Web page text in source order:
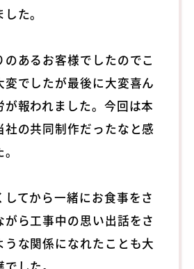
た。
あるお客様でしたのでこ
変でしたが最後に大変喜ん
報われました。今回は本
社の共同制作だったなと感
てから一緒にお食事をさ
ら工事中の思い出話をさ
な関係になれたことも大